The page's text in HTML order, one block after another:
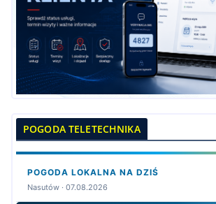
POGODA TELETECHNIKA
POGODA LOKALNA NA DZIŚ
Nasutów · 07.08.2026